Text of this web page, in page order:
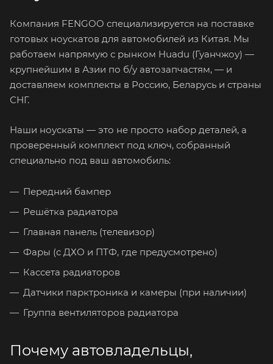
Компания FENGOO специализируется на поставке
готовых ноускатов для автомобилей из Китая. Мы
работаем напрямую с рынком Huadu (Гуанчжоу) —
крупнейшим в Азии по б/у автозапчастям, — и
доставляем комплекты в Россию, Беларусь и страны
СНГ.
Наши ноускаты — это не просто набор деталей, а
проверенный комплект под ключ, собранный
специально под ваш автомобиль:
Передний бампер
Решётка радиатора
Главная панель (телевизор)
Фары (с ДХО и ПТФ, где предусмотрено)
Кассета радиаторов
Датчики парктроника и камеры (при наличии)
Группа вентиляторов радиатора
Почему автовладельцы,